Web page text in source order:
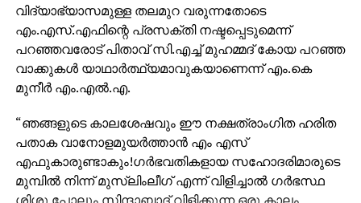
വിദ്യാഭ്യാസമുള്ള തലമുറ വരുന്നതോടെ
എം.എസ്.എഫിന്റെ പ്രസക്തി നഷ്ടപ്പെടുമെന്ന്
പറഞ്ഞവരോട് പിതാവ് സി.എച്ച് മുഹമ്മദ് കോയ പറഞ്ഞ
വാക്കുകള്‍ യാഥാര്‍ത്ഥ്യമാവുകയാണെന്ന് എം.കെ
മുനീര്‍ എം.എല്‍.എ.
“ഞങ്ങളുടെ കാലശേഷവും ഈ നക്ഷത്രാംഗിത ഹരിത
പതാക വാനോളമുയർത്താൻ എം എസ്
എഫുകാരുണ്ടാകും!ഗർഭവതികളായ സഹോദരിമാരുടെ
മുമ്പിൽ നിന്ന് മുസ്ലിംലീഗ് എന്ന് വിളിച്ചാൽ ഗർഭസ്ഥ